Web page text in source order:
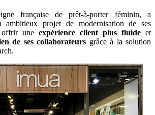
française de prêt-à-porter féminin, a
ambitieux projet de modernisation de ses
offrir une expérience client plus fluide et
de ses collaborateurs grâce à la solution